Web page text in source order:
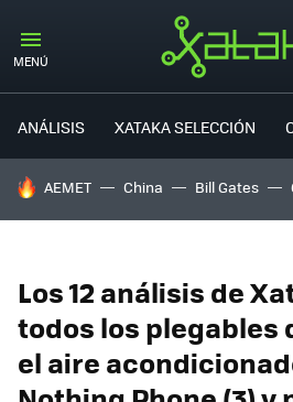
MENÚ
ANÁLISIS XATAKA SELECCIÓN
HOY SE HABLA DE
AEMET China Bill Gates
Los 12 análisis de
todos los plegables
el aire